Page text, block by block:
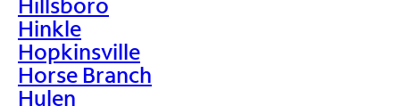
Hinkle
Hopkinsville
Horse Branch
Hulen